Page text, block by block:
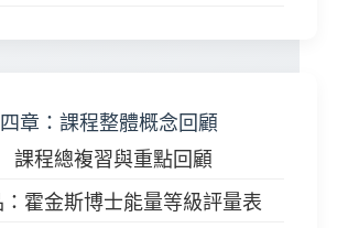
章：課程整體概念回顧
課程總複習與重點回顧
霍金斯博士能量等級評量表